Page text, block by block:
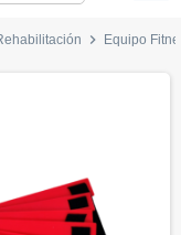
chevron_right Equipo